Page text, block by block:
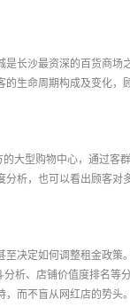
长沙最资深的百货商
生命周期构成及变化
大型购物中心，通过
析，也可以看出顾客
决定如何调整租金政
、店铺价值度排名等
而不盲从网红店的势头。